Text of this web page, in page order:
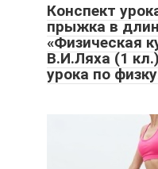
Конспект
прыжка в
«Физическая
В.И.Ляха (1
урока по